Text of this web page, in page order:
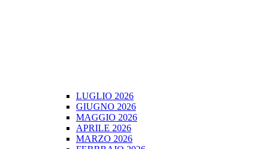
LUGLIO 2026
GIUGNO 2026
MAGGIO 2026
APRILE 2026
MARZO 2026